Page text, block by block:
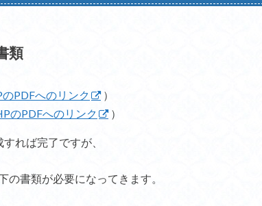
類
PDFへのリンク
）
のPDFへのリンク ）
れば完了ですが、
の書類が必要になってきます。